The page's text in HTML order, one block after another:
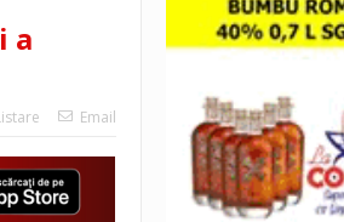
a
Email